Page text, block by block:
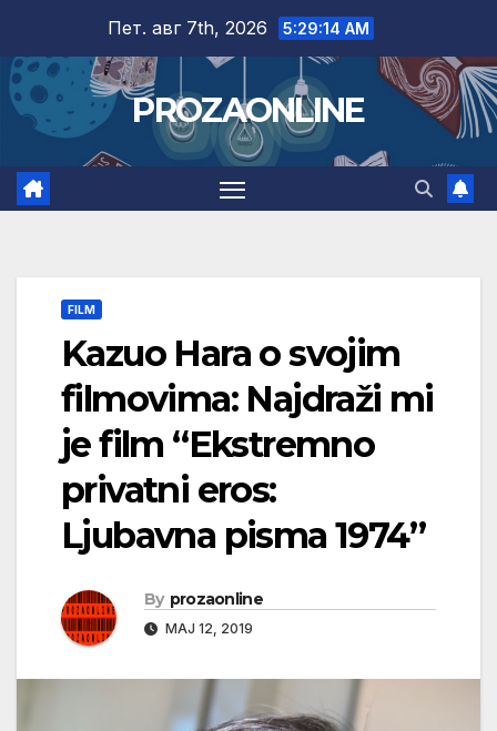
content
Пет. авг 7th, 2026 5:29:15 AM
PROZAONLINE
FILM
Kazuo Hara o svojim
filmovima: Najdraži mi
je film “Ekstremno
privatni eros:
Ljubavna pisma 1974”
By prozaonline
МАЈ 12, 2019